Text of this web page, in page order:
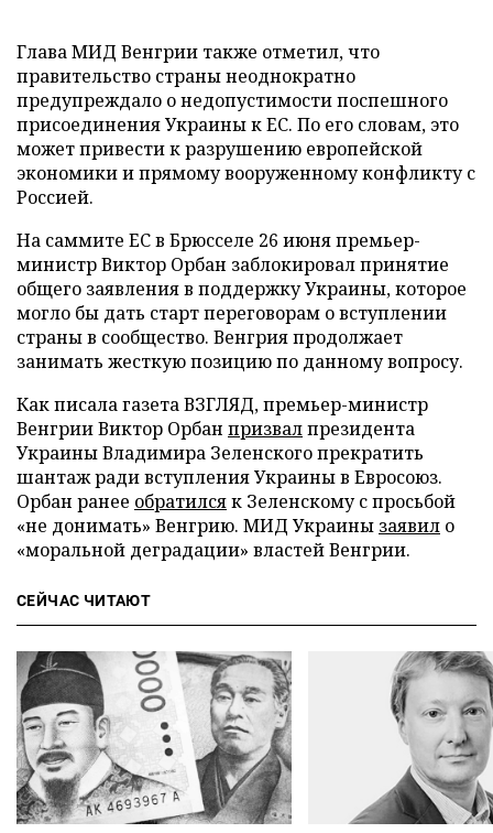
Глава МИД Венгрии также отметил, что
правительство страны неоднократно
предупреждало о недопустимости поспешного
присоединения Украины к ЕС. По его словам, это
может привести к разрушению европейской
экономики и прямому вооруженному конфликту с
Россией.
На саммите ЕС в Брюсселе 26 июня премьер-
министр Виктор Орбан заблокировал принятие
общего заявления в поддержку Украины, которое
могло бы дать старт переговорам о вступлении
страны в сообщество. Венгрия продолжает
занимать жесткую позицию по данному вопросу.
Как писала газета ВЗГЛЯД, премьер-министр
Венгрии Виктор Орбан призвалпрезидента
Украины Владимира Зеленского прекратить
шантаж ради вступления Украины в Евросоюз.
Орбан ранее обратилсяк Зеленскому с просьбой
«не донимать» Венгрию. МИД Украины заявил о
«моральной деградации» властей Венгрии.
СЕЙЧАС ЧИТАЮТ